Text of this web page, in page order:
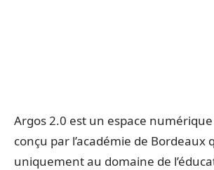
Argos 2.0 est un espace
conçu par l’académie de Bordeaux
uniquement au domaine de